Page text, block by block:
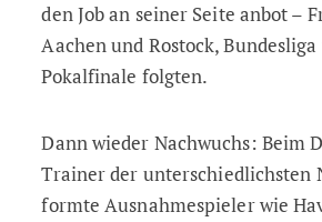
den Job an seiner Seite anbot –
Aachen und Rostock, Bundesliga
Pokalfinale folgten.
Dann wieder Nachwuchs: Beim
Trainer der unterschiedlichsten
formte Ausnahmespieler wie